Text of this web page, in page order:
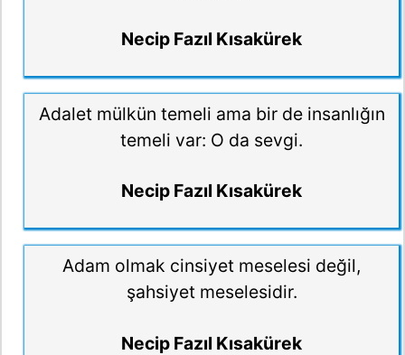
Necip Fazıl Kısakürek
Adalet mülkün temeli ama bir de insanlığın
temeli var: O da sevgi.
Necip Fazıl Kısakürek
Adam olmak cinsiyet meselesi değil,
şahsiyet meselesidir.
Necip Fazıl Kısakürek